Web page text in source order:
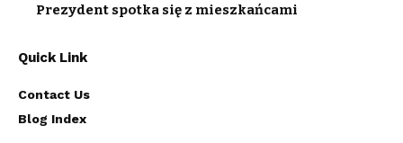
Prezydent spotka się z mieszkańcami
Quick Link
Contact Us
Blog Index